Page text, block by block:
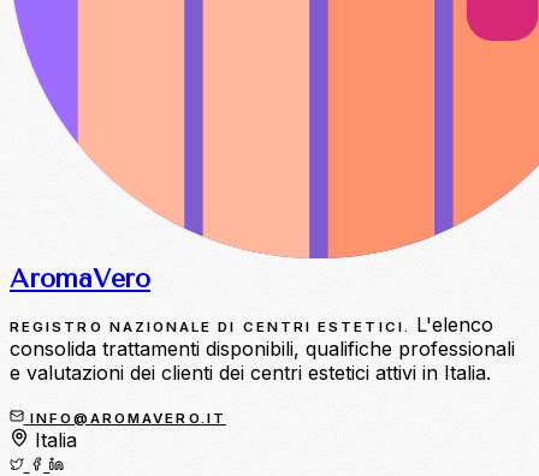
AromaVero
REGISTRO NAZIONALE DI CENTRI ESTETICI.
L'elenco
consolida trattamenti disponibili, qualifiche professionali
e valutazioni dei clienti dei centri estetici attivi in Italia.
INFO@AROMAVERO.IT
Italia